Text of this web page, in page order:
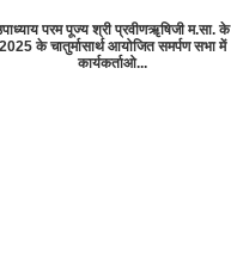
परम पूज्य श्री प्रवीणॠषिजी म.सा. के
2025 के चातुर्मासार्थ आयोजित समर्पण सभा में
कार्यकर्ताओ...